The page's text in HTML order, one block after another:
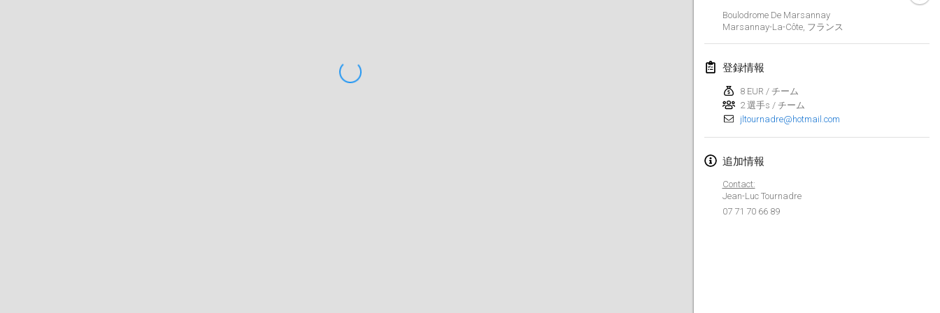
Boulodrome De Marsannay
Marsannay-La-Côte, フランス
登録情報
8 EUR / チーム
2 選手s / チーム
jltournadre@hotmail.com
追加情報
Contact:
Jean-Luc Tournadre
07 71 70 66 89
Lumi Mölkky
Tournoi de la St Valentin
2018年2月10日
Faschings-Mölkky
2018年2月11日|ドイツ
2018年2月24日